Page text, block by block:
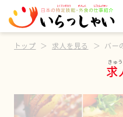
トップ 求人を見る バー
求